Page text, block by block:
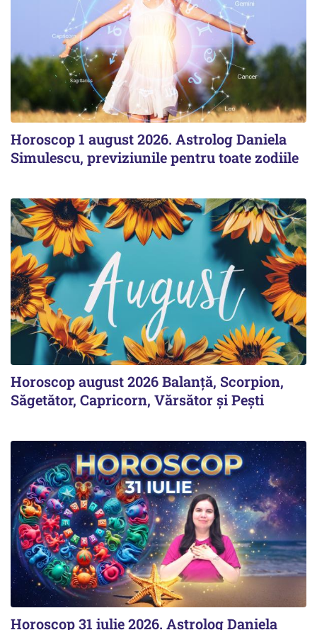
Horoscop 1 august 2026. Astrolog Daniela
Simulescu, previziunile pentru toate zodiile
Horoscop august 2026 Balanță, Scorpion,
Săgetător, Capricorn, Vărsător și Pești
Horoscop 31 iulie 2026. Astrolog Daniela